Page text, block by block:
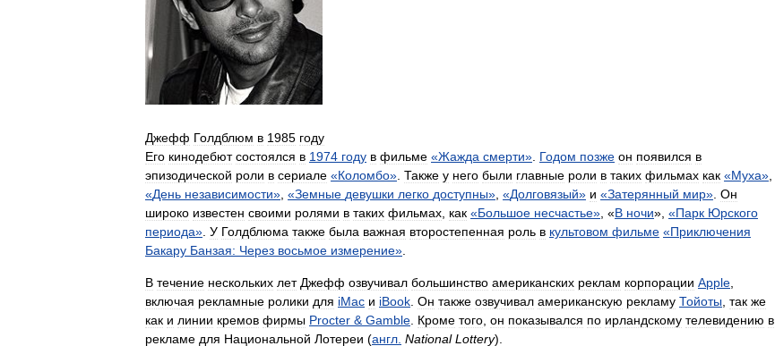
Джефф Голдблюм в 1985 году
Его кинодебют состоялся в 1974 году в фильме «Жажда смерти». Годом позже он появился в
эпизодической роли в сериале «Коломбо». Также у него были главные роли в таких фильмах как «Муха»,
«День независимости», «Земные девушки легко доступны», «Долговязый» и «Затерянный мир». Он
широко известен своими ролями в таких фильмах, как «Большое несчастье», «В ночи», «Парк Юрского
периода». У Голдблюма также была важная второстепенная роль в культовом фильме «Приключения
Бакару Банзая: Через восьмое измерение».
В течение нескольких лет Джефф озвучивал большинство американских реклам корпорации Apple,
включая рекламные ролики для iMac и iBook. Он также озвучивал американскую рекламу Тойоты, так же
как и линии кремов фирмы Procter &Gamble. Кроме того, он показывался по ирландскому телевидению в
рекламе для Национальной Лотереи (англ. National Lottery).